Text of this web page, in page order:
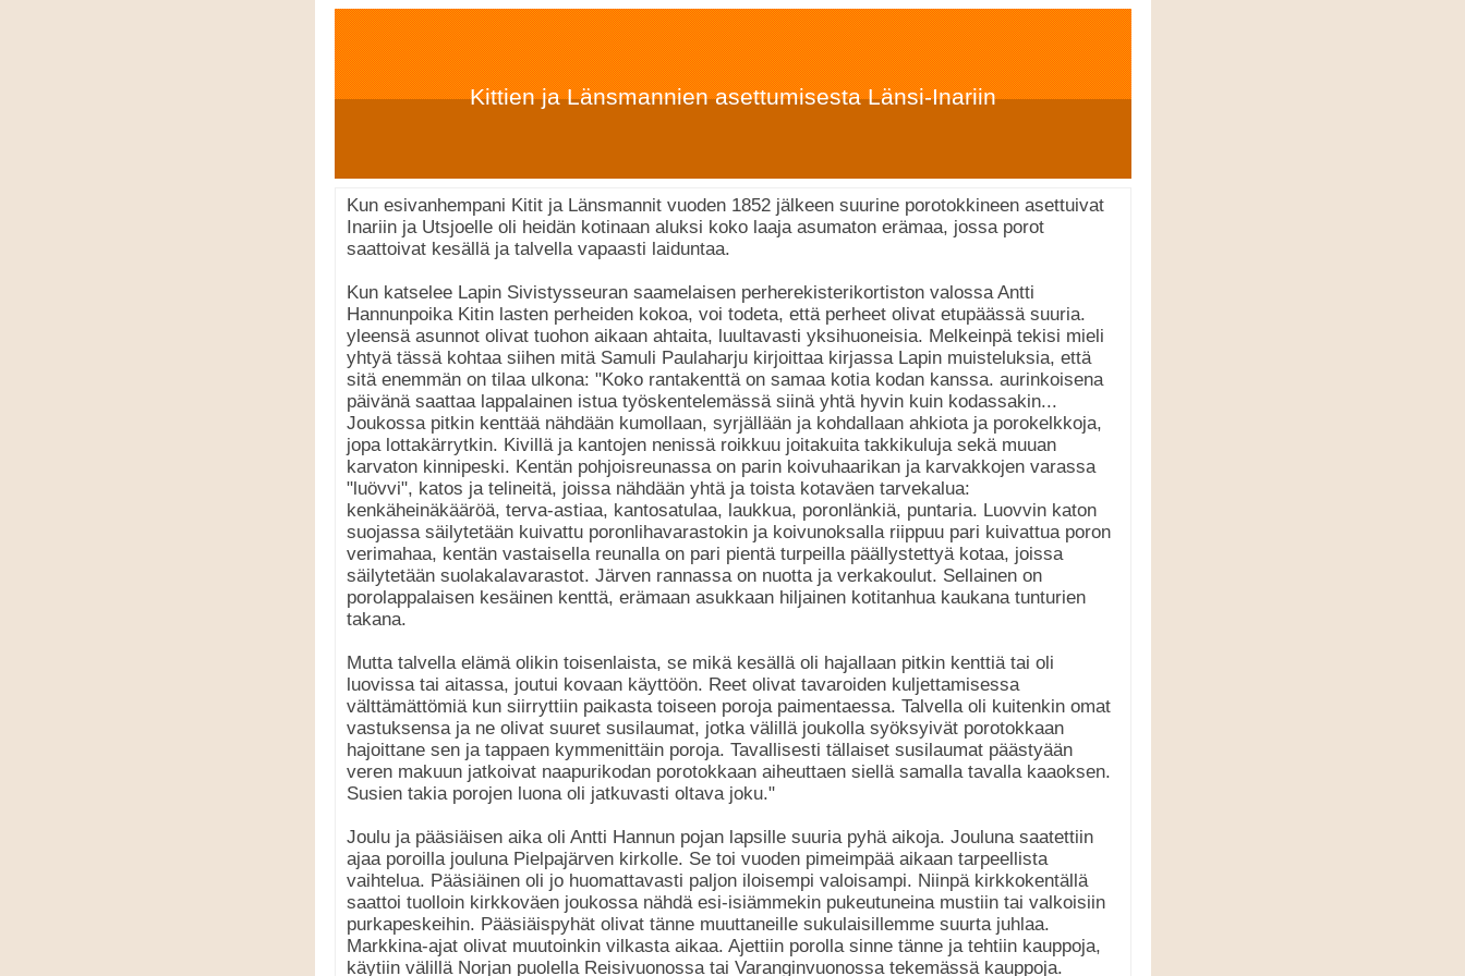
Kittien ja Länsmannien asettumisesta Länsi-Inariin
Kun esivanhempani Kitit ja Länsmannit vuoden 1852 jälkeen suurine porotokkineen asettuivat
Inariin ja Utsjoelle oli heidän kotinaan aluksi koko laaja asumaton erämaa, jossa porot
saattoivat kesällä ja talvella vapaasti laiduntaa.
Kun katselee Lapin Sivistysseuran saamelaisen perherekisterikortiston valossa Antti
Hannunpoika Kitin lasten perheiden kokoa, voi todeta, että perheet olivat etupäässä suuria.
yleensä asunnot olivat tuohon aikaan ahtaita, luultavasti yksihuoneisia. Melkeinpä tekisi mieli
yhtyä tässä kohtaa siihen mitä Samuli Paulaharju kirjoittaa kirjassa Lapin muisteluksia, että
sitä enemmän on tilaa ulkona: "Koko rantakenttä on samaa kotia kodan kanssa. aurinkoisena
päivänä saattaa lappalainen istua työskentelemässä siinä yhtä hyvin kuin kodassakin...
Joukossa pitkin kenttää nähdään kumollaan, syrjällään ja kohdallaan ahkiota ja porokelkkoja,
jopa lottakärrytkin. Kivillä ja kantojen nenissä roikkuu joitakuita takkikuluja sekä muuan
karvaton kinnipeski. Kentän pohjoisreunassa on parin koivuhaarikan ja karvakkojen varassa
"luövvi", katos ja telineitä, joissa nähdään yhtä ja toista kotaväen tarvekalua:
kenkäheinäkääröä, terva-astiaa, kantosatulaa, laukkua, poronlänkiä, puntaria. Luovvin katon
suojassa säilytetään kuivattu poronlihavarastokin ja koivunoksalla riippuu pari kuivattua poron
verimahaa, kentän vastaisella reunalla on pari pientä turpeilla päällystettyä kotaa, joissa
säilytetään suolakalavarastot. Järven rannassa on nuotta ja verkakoulut. Sellainen on
porolappalaisen kesäinen kenttä, erämaan asukkaan hiljainen kotitanhua kaukana tunturien
takana.
Mutta talvella elämä olikin toisenlaista, se mikä kesällä oli hajallaan pitkin kenttiä tai oli
luovissa tai aitassa, joutui kovaan käyttöön. Reet olivat tavaroiden kuljettamisessa
välttämättömiä kun siirryttiin paikasta toiseen poroja paimentaessa. Talvella oli kuitenkin omat
vastuksensa ja ne olivat suuret susilaumat, jotka välillä joukolla syöksyivät porotokkaan
hajoittane sen ja tappaen kymmenittäin poroja. Tavallisesti tällaiset susilaumat päästyään
veren makuun jatkoivat naapurikodan porotokkaan aiheuttaen siellä samalla tavalla kaaoksen.
Susien takia porojen luona oli jatkuvasti oltava joku."
Joulu ja pääsiäisen aika oli Antti Hannun pojan lapsille suuria pyhä aikoja. Jouluna saatettiin
ajaa poroilla jouluna Pielpajärven kirkolle. Se toi vuoden pimeimpää aikaan tarpeellista
vaihtelua. Pääsiäinen oli jo huomattavasti paljon iloisempi valoisampi. Niinpä kirkkokentällä
saattoi tuolloin kirkkoväen joukossa nähdä esi-isiämmekin pukeutuneina mustiin tai valkoisiin
purkapeskeihin. Pääsiäispyhät olivat tänne muuttaneille sukulaisillemme suurta juhlaa.
Markkina-ajat olivat muutoinkin vilkasta aikaa. Ajettiin porolla sinne tänne ja tehtiin kauppoja,
käytiin välillä Norjan puolella Reisivuonossa tai Varanginvuonossa tekemässä kauppoja.